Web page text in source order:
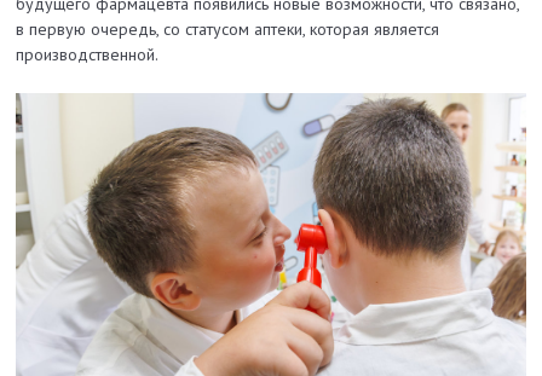
в первую очередь, со статусом аптеки, которая является
производственной.